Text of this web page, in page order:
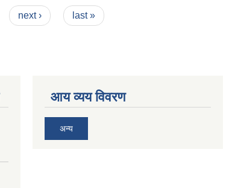
next › last »
आय व्यय विवरण
अन्य